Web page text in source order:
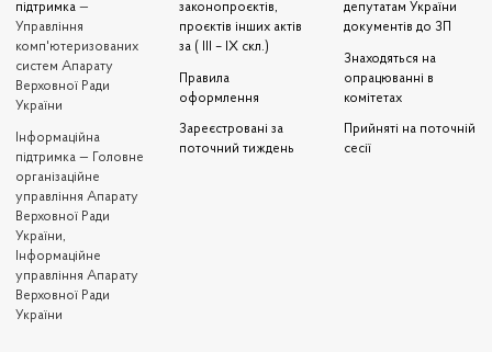
підтримка —
Управління
комп'ютеризованих
систем Апарату
Верховної Ради
України
Iнформаційна
підтримка — Головне
організаційне
управління Апарату
Верховної Ради
України,
Інформаційне
управління Апарату
Верховної Ради
України
законопроєктів,
проєктів інших актів
за ( III – IX скл.)
Правила
оформлення
Зареєстровані за
поточний тиждень
депутатам України
документів до ЗП
Знаходяться на
опрацюванні в
комітетах
Прийняті на поточній
сесії